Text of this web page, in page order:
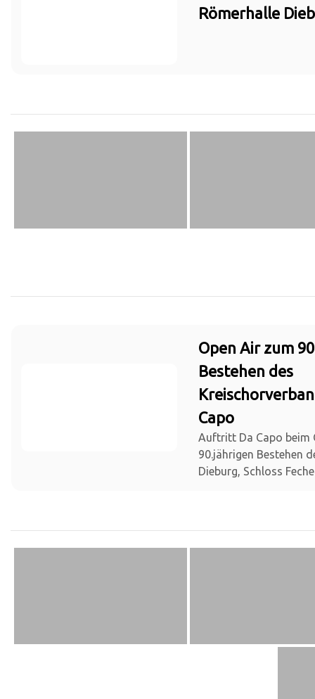
Römerhalle
Open Air zum
Bestehen des
Capo
Auftritt Da Capo beim
90.jährigen Bestehen
Dieburg, Schloss